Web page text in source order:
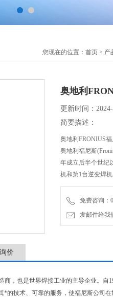
您现在的位置： 首页 > 产
奥地利
更新时间：
简要描述：
奥地利FRONIUS
奥地利福尼斯
年成立后半个世纪
机和第1台逆变焊
工等高质量要求的
免费咨询：
发邮件给我
价
商，也是世界焊接工业的主导企业。自
*的技术、可靠的服务，使福尼斯公司